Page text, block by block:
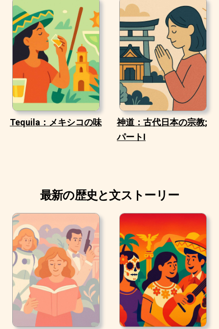
Tequila：メキシコの味
神道：古代日本の宗教;
パートI
最新の歴史と文ストーリー